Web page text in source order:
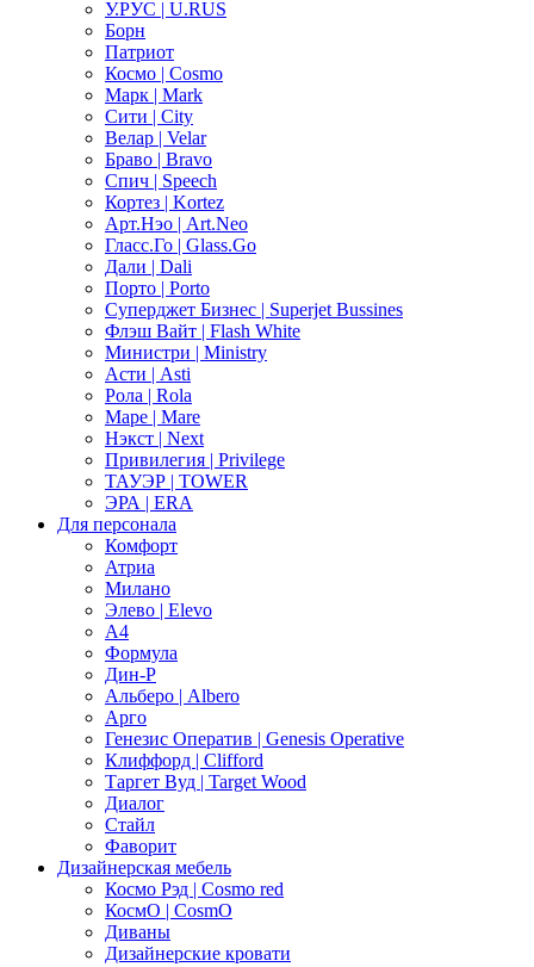
У.РУС | U.RUS
Борн
Патриот
Космо | Cosmo
Марк | Mark
Сити | City
Велар | Velar
Браво | Bravo
Спич | Speech
Кортез | Kortez
Арт.Нэо | Art.Neo
Гласс.Го | Glass.Go
Дали | Dali
Порто | Porto
Суперджет Бизнес | Superjet Bussines
Флэш Вайт | Flash White
Министри | Ministry
Асти | Asti
Рола | Rola
Маре | Mare
Нэкст | Next
Привилегия | Privilege
ТАУЭР | TOWER
ЭРА | ERA
Для персонала
Комфорт
Атриа
Милано
Элево | Elevo
А4
Формула
Дин-Р
Альберо | Albero
Арго
Генезис Оператив | Genesis Operative
Клиффорд | Clifford
Таргет Вуд | Target Wood
Диалог
Стайл
Фаворит
Дизайнерская мебель
Космо Рэд | Cosmo red
КосмО | CosmO
Диваны
Дизайнерские кровати